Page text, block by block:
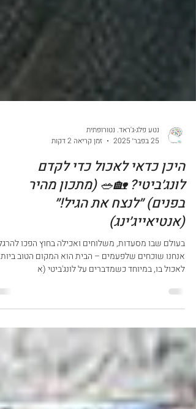
נטע פלג-ג'ראד. נטורופתית
25 בפבר׳ 2025
זמן קריאה 2 דקות
היכן כדאי לאכול כדי לקדם
לונג׳ביטי? 🏡🥗 (מתכון מהיר
בפנים) ״לנצח את הגיל!״
(אנטיאייג׳ינג)
בעולם שבו מסעדות, משלוחים ואכילה בחוץ הפכו
לאכול בו, במיוחד כשמדברים על לונג'ביטי (א